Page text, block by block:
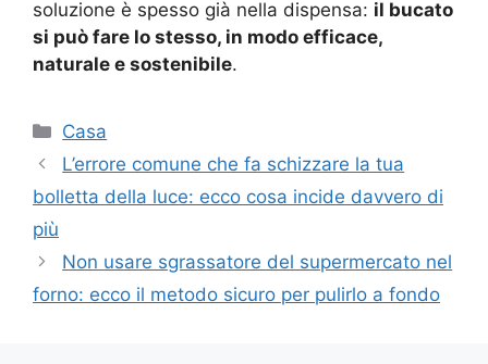
soluzione è spesso già nella dispensa: il bucato
si può fare lo stesso, in modo efficace,
naturale e sostenibile.
Categorie
Casa
L’errore comune che fa schizzare la tua
bolletta della luce: ecco cosa incide davvero di
più
Non usare sgrassatore del supermercato nel
forno: ecco il metodo sicuro per pulirlo a fondo